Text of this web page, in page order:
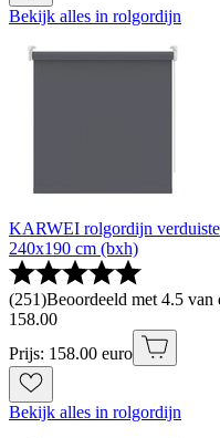
Bekijk alles in rolgordijn
KARWEI rolgordijn
240x190 cm (bxh)
(251)Beoordeeld met 4.5 van
158.00
Prijs: 158.00 euro
Bekijk alles in rolgordijn